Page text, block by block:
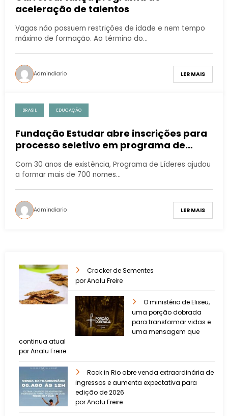
aceleração de talentos
Vagas não possuem restrições de idade e nem tempo
máximo de formação. Ao término do…
Admindiario LER MAIS
BRASIL EDUCAÇÃO
Fundação Estudar abre inscrições para
processo seletivo em programa de
Com 30 anos de existência, Programa de Líderes ajudou
a formar mais de 700 nomes…
Admindiario LER MAIS
Cracker de Sementes
por Analu Freire
O ministério de Eliseu,
uma porção dobrada
para transformar vidas e
uma mensagem que
continua atual
por Analu Freire
Rock in Rio abre venda extraordinária de
ingressos e aumenta expectativa para
edição de 2026
por Analu Freire